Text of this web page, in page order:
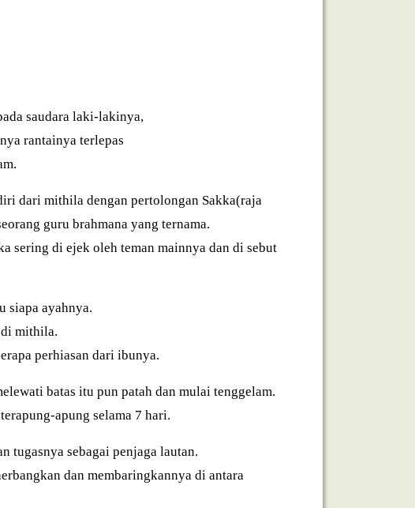
saudara laki-lakinya,
rantainya terlepas
dari mithila dengan pertolongan Sakka(raja
guru brahmana yang ternama.
sering di ejek oleh teman mainnya dan di sebut
siapa ayahnya.
di mithila.
perhiasan dari ibunya.
batas itu pun patah dan mulai tenggelam.
apung selama 7 hari.
tugasnya sebagai penjaga lautan.
dan membaringkannya di antara